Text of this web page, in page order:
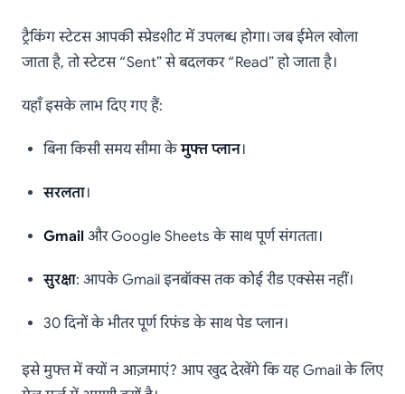
ट्रैकिंग स्टेटस आपकी स्प्रेडशीट में उपलब्ध होगा। जब ईमेल खोला
जाता है, तो स्टेटस “Sent” से बदलकर “Read” हो जाता है।
यहाँ इसके लाभ दिए गए हैं:
बिना किसी समय सीमा केमुफ्त प्लान।
सरलता।
Gmail और Google Sheets के साथ पूर्ण संगतता।
सुरक्षा: आपके Gmail इनबॉक्स तक कोई रीड एक्सेस नहीं।
30 दिनों के भीतर पूर्ण रिफंड के साथ पेड प्लान।
इसे मुफ्त में क्यों न आज़माएं? आप खुद देखेंगे कि यह Gmail के लिए